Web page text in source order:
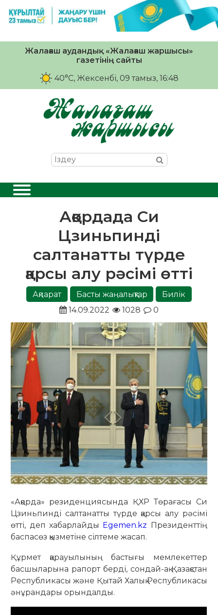
Жалағаш аудандық «Жалағаш жаршысы»
газетінің сайты
40°C, Жексенбі, 09 тамыз, 16:48
Ақордада Си
Цзиньпинді
салтанатты түрде
қарсы алу рәсімі өтті
Ақпарат Басты жаңалықтар
Билік
14.09.2022
1028 0
«Ақорда» резиденциясында ҚХР Төрағасы Си
Цзиньпинді салтанатты түрде қарсы алу рәсімі
өтті, деп хабарлайды
Egemen.kz Президенттің
баспасөз қызметіне сілтеме жасап.
Құрмет қарауылының бастығы мемлекеттер
басшыларына рапорт берді, сондай-ақ Қазақстан
Республикасы және Қытай Халық Республикасы
әнұрандары орындалды.